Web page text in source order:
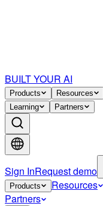
BUILT YOUR AI
Products Resources
Learning
Partners
Sign InRequest demo
Products Resources
Partners